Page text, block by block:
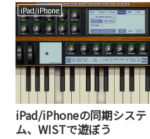
iPad/iPhone
iPad/iPhoneの同期システ
ム、WISTで遊ぼう